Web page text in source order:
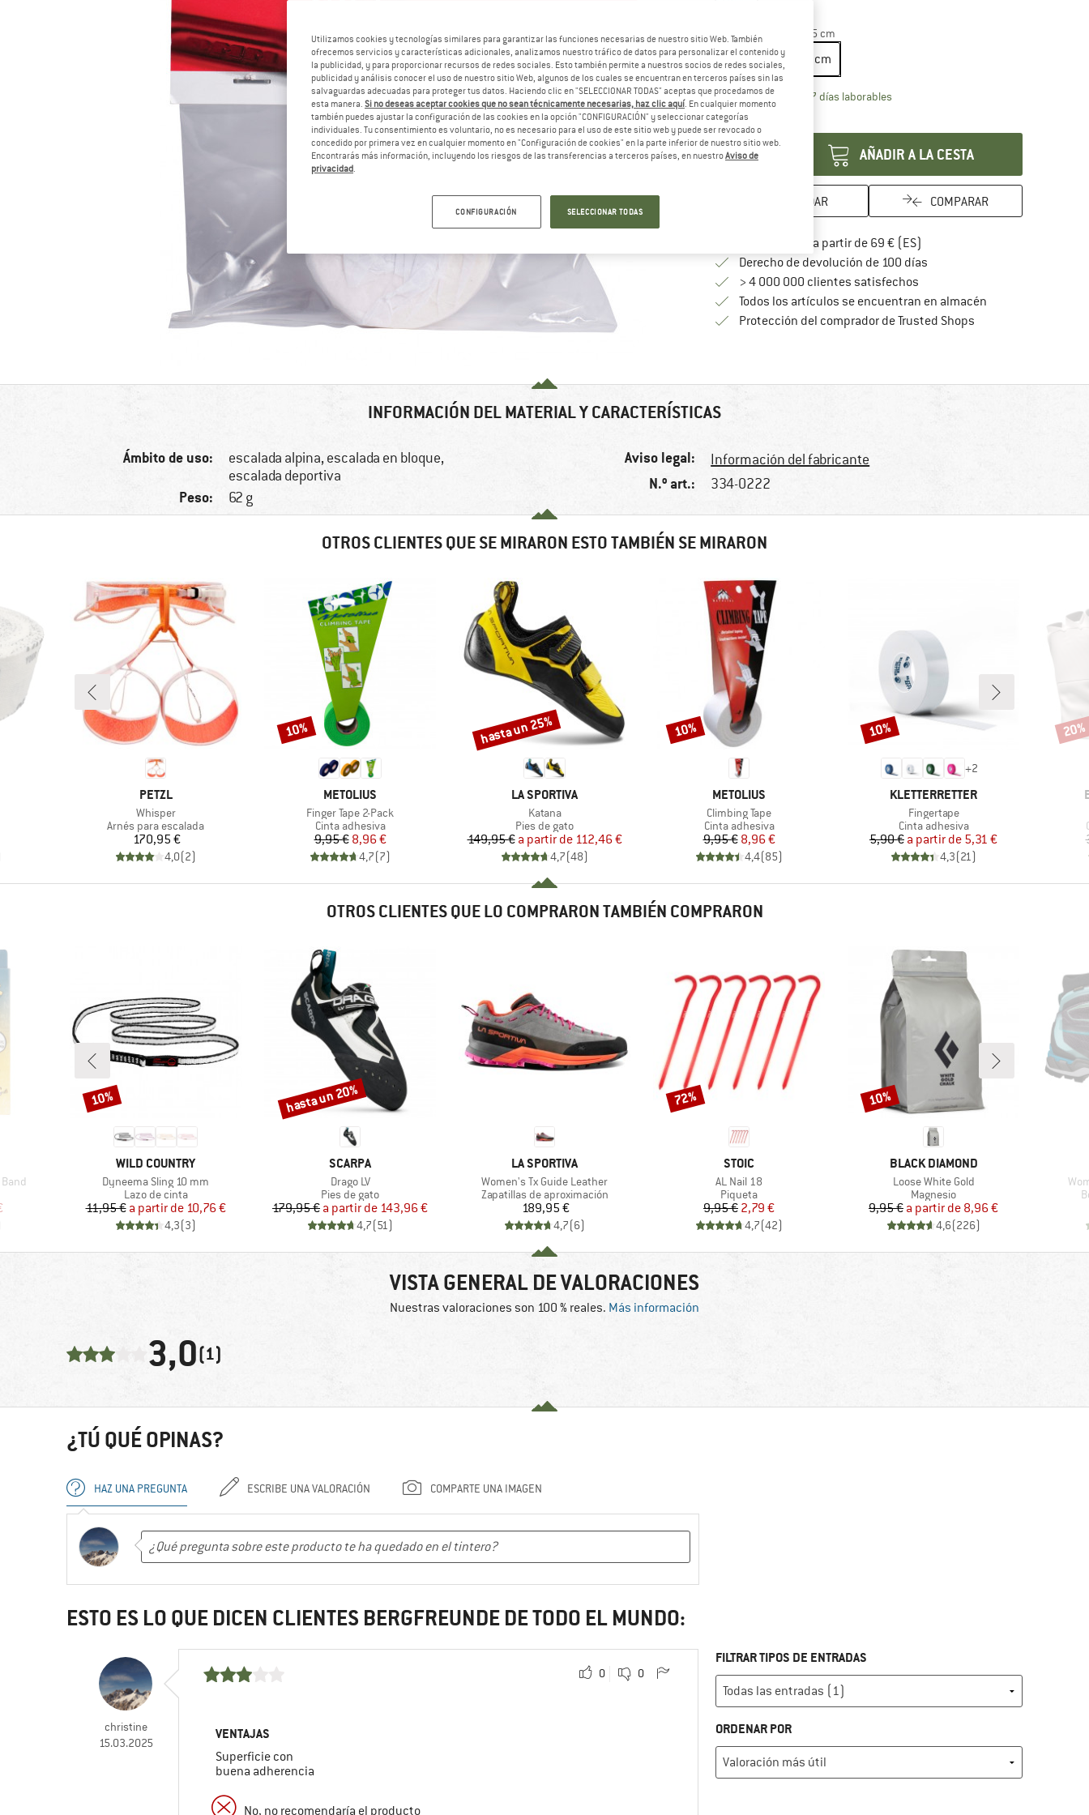
Talla: 10 m - Breite 2,5 cm
10 m - Breite 2,5 cm
Plazo de entrega: 5-7 días laborablesEl enlace se abre en una ventana de
Cantidad:
AÑADIR A LA CESTA
GUARDAR COMPARAR
Porte pagado a partir de 69 € (ES)
Derecho de devolución de 100 díasvaya a la política de
> 4 000 000 clientes satisfechos
Todos los artículos se encuentran en almacén
Protección del comprador de Trusted Shops¡toda la información
INFORMACIÓN DEL MATERIAL Y CARACTERÍSTICAS
Ámbito de uso:
escalada alpina, escalada en bloque,
escalada deportiva
Peso: 62 g
Aviso legal: Información del fabricante
N.º art.: 334-0222
OTROS CLIENTES QUE SE MIRARON ESTO TAMBIÉN SE MIRARON
MARCA
PETZL
Artículo
Whisper
Product group
Arnés para escalada
Precio
170,95 €
4,0(2)
MARCA
METOLIUS
Artículo
Finger Tape 2-Pack
Product group
Cinta adhesiva
Precio
9,95 €Precio reducido
8,96 €
4,7(7)
Descuento
10%
MARCA
LA SPORTIVA
Artículo
Katana
Product group
Pies de gato
Precio
149,95 € Precio reducido
a partir de 112,46 €
4,7(48)
Descuento
hasta un 25%
MARCA
METOLIUS
Artículo
Climbing Tape
Product group
Cinta adhesiva
Precio
9,95 €Precio reducido
8,96 €
4,4(85)
Descuento
10%
+2
MARCA
KLETTERRETTER
Artículo
Fingertape
Product group
Cinta adhesiva
Precio
5,90 € Precio reducido
a partir de 5,31 €
4,3(21)
Descuento
10% 20%
OTROS CLIENTES QUE LO COMPRARON TAMBIÉN COMPRARON
MARCA
WILD COUNTRY
Artículo
Dyneema Sling 10 mm
Product group
Lazo de cinta
Precio
11,95 € Precio reducido
a partir de 10,76 €
4,3(3)
Descuento
10%
MARCA
SCARPA
Artículo
Drago LV
Product group
Pies de gato
Precio
179,95 € Precio reducido
a partir de 143,96 €
4,7(51)
Descuento
hasta un 20%
MARCA
LA SPORTIVA
Artículo
Women's Tx Guide Leather
Product group
Zapatillas de aproximación
Precio
189,95 €
4,7(6)
MARCA
STOIC
Artículo
AL Nail 18
Product group
Piqueta
Precio
9,95 €Precio reducido
2,79 €
4,7(42)
Descuento
72%
MARCA
BLACK DIAMOND
Artículo
Loose White Gold
Product group
Magnesio
Precio
9,95 € Precio reducido
a partir de 8,96 €
4,6(226)
Descuento
10%
VISTA GENERAL DE VALORACIONES
Nuestras valoraciones son 100 % reales. Más información
3,0(1)
¿TÚ QUÉ OPINAS?
HAZ UNA PREGUNTA ESCRIBE UNA VALORACIÓN COMPARTE UNA IMAGEN
ESTO ES LO QUE DICEN CLIENTES BERGFREUNDE DE TODO EL MUNDO:
christine
15.03.2025
0 0
VENTAJAS
Superficie con
buena adherencia
No, no recomendaría el producto
FILTRAR TIPOS DE ENTRADAS
ORDENAR POR
Utilizamos cookies y tecnologías similares para garantizar las funciones necesarias de nuestro sitio Web. También
ofrecemos servicios y características adicionales, analizamos nuestro tráfico de datos para personalizar el contenido y
la publicidad, y para proporcionar recursos de redes sociales. Esto también permite a nuestros socios de redes sociales,
publicidad y análisis conocer el uso de nuestro sitio Web, algunos de los cuales se encuentran en terceros países sin las
salvaguardas adecuadas para proteger tus datos. Haciendo clic en "SELECCIONAR TODAS" aceptas que procedamos de
esta manera. Si no deseas aceptar cookies que no sean técnicamente necesarias, haz clic aquí. En cualquier momento
también puedes ajustar la configuración de las cookies en la opción "CONFIGURACIÓN" y seleccionar categorías
individuales. Tu consentimiento es voluntario, no es necesario para el uso de este sitio web y puede ser revocado o
concedido por primera vez en cualquier momento en "Configuración de cookies" en la parte inferior de nuestro sitio web.
Encontrarás más información, incluyendo los riesgos de las transferencias a terceros países, en nuestroAviso de
privacidad.
CONFIGURACIÓN SELECCIONAR TODAS